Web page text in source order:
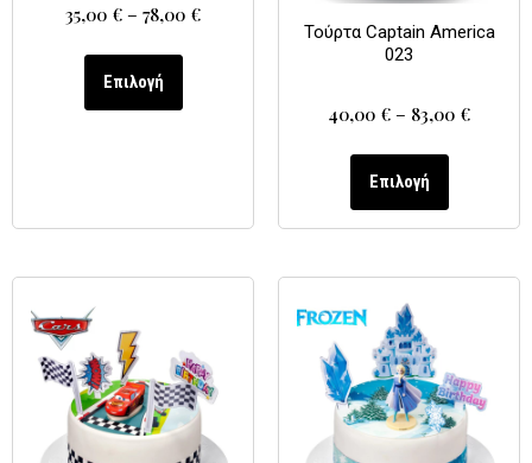
35,00 € – 78,00 €
Επιλογή
Τούρτα Captain America
023
40,00 € – 83,00 €
Επιλογή